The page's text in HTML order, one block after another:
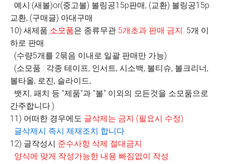
예시:(새볼)or(중고볼) 볼링공15p판매, (교환) 볼링공15p
교환, (구매글) 아대구매
10) 새제품 소모품은 종류무관 5개초과 판매 금지. 5개 이
하로 판매.
(수량5개를 2묶음 이내로 일괄 판매만 가능)
(소모품 : 각종 테이프, 인서트, 시소백, 볼티슈, 볼크리너,
볼타올, 로진, 슬라이드,
뱃지, 패치 등 "제품"과 "볼" 이외의 모든것을 소모품으로
간주합니다.)
11) 어떠한 경우에도 글삭제는 금지 (필요시 수정)
글삭제시 즉시 제재조치 합니다.
12) 글작성시 준수사항 삭제 절대금지.
양식에 맞게 작성가능한 내용 빠짐없이 작성.